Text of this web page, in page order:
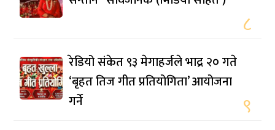
८
रेडियो संकेत ९३ मेगाहर्जले भाद्र २० गते
‘बृहत तिज गीत प्रतियोगिता’ आयोजना
गर्ने
९